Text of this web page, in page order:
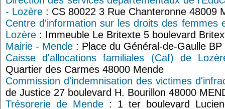
- Lozère : CS 80022 3 Rue Chanteronne 48009
Centre d'information sur les droits des femmes
Lozère : Immeuble Le Britexte 5 boulevard
Mairie - Mende : Place du Général-de-Gaulle
Caisse d'allocations familiales (Caf) de
Quartier des Carmes 48000 Mende
Commission d'indemnisation des victimes
de Justice 27 boulevard H. Bourillon 48000
Trésorerie de Mende : 1 ter boulevard